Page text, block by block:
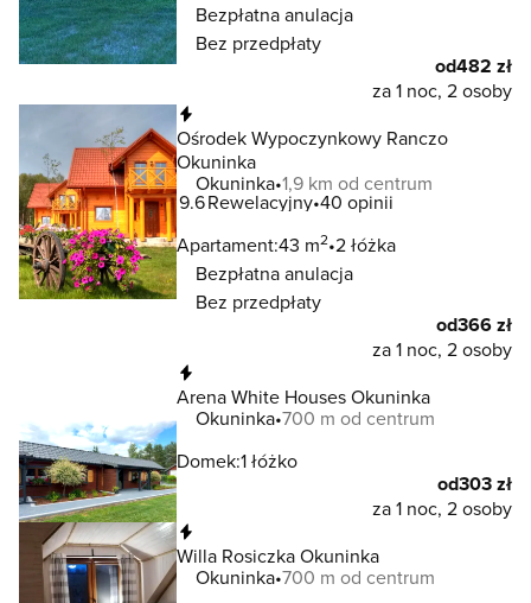
Bezpłatna anulacja
Bez przedpłaty
od482 zł
za 1 noc, 2 osoby
Ośrodek Wypoczynkowy Ranczo
Okuninka
Okuninka 1,9 km od centrum
9.6Rewelacyjny 40 opinii
Apartament:43 m2 2 łóżka
Bezpłatna anulacja
Bez przedpłaty
od366 zł
za 1 noc, 2 osoby
Arena White Houses Okuninka
Okuninka 700 m od centrum
Domek:1 łóżko
od303 zł
za 1 noc, 2 osoby
Willa Rosiczka Okuninka
Okuninka 700 m od centrum